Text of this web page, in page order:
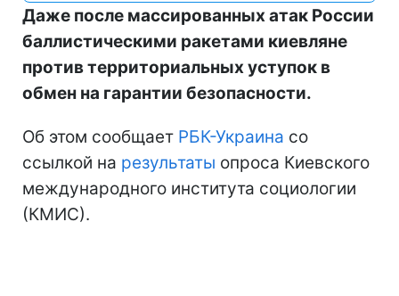
Даже после массированных атак России
баллистическими ракетами киевляне
против территориальных уступок в
обмен на гарантии безопасности.
Об этом сообщает РБК-Украина со
ссылкой на результаты опроса Киевского
международного института социологии
(КМИС).